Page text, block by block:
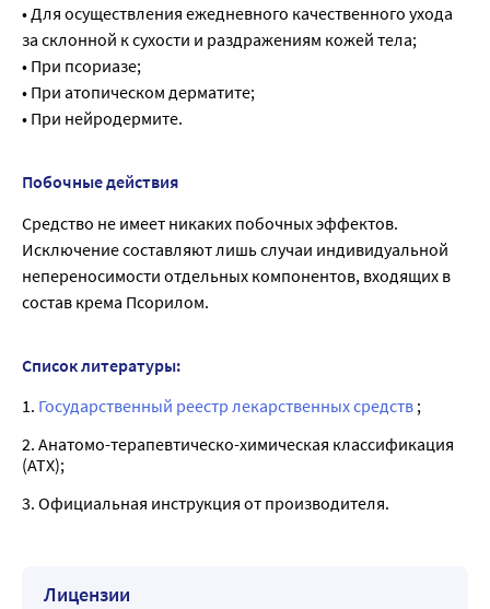
• Для осуществления ежедневного качественного ухода
за склонной к сухости и раздражениям кожей тела;
• При псориазе;
• При атопическом дерматите;
• При нейродермите.
Побочные действия
Средство не имеет никаких побочных эффектов.
Исключение составляют лишь случаи индивидуальной
непереносимости отдельных компонентов, входящих в
состав крема Псорилом.
Список литературы:
1. Государственный реестр лекарственных средств ;
2. Анатомо-терапевтическо-химическая классификация
(ATX);
3. Официальная инструкция от производителя.
Лицензии